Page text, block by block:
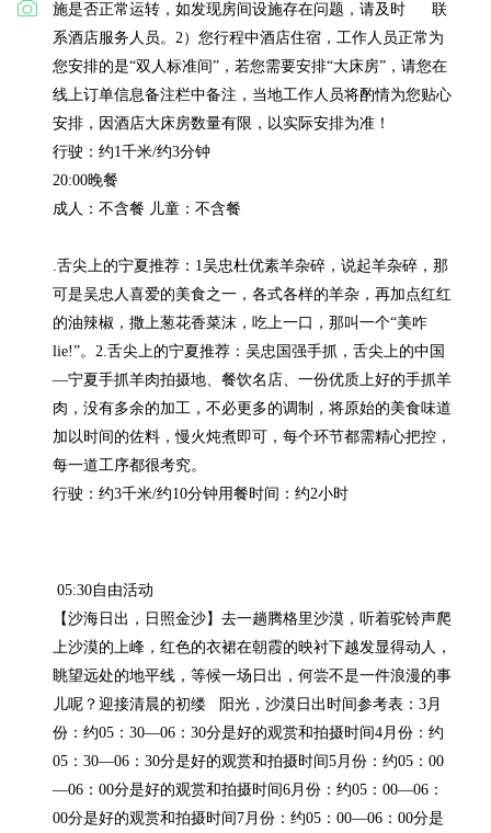
施是否正常运转，如发现房间设施存在问题，请及时      联
系酒店服务人员。2）您行程中酒店住宿，工作人员正常为
您安排的是“双人标准间”，若您需要安排“大床房”，请您在
线上订单信息备注栏中备注，当地工作人员将酌情为您贴心
安排，因酒店大床房数量有限，以实际安排为准！
行驶：约1千米/约3分钟
20:00晚餐
成人：不含餐 儿童：不含餐
.舌尖上的宁夏推荐：1吴忠杜优素羊杂碎，说起羊杂碎，那
可是吴忠人喜爱的美食之一，各式各样的羊杂，再加点红红
的油辣椒，撒上葱花香菜沫，吃上一口，那叫一个“美咋
lie!”。2.舌尖上的宁夏推荐：吴忠国强手抓，舌尖上的中国
—宁夏手抓羊肉拍摄地、餐饮名店、一份优质上好的手抓羊
肉，没有多余的加工，不必更多的调制，将原始的美食味道
加以时间的佐料，慢火炖煮即可，每个环节都需精心把控，
每一道工序都很考究。
行驶：约3千米/约10分钟用餐时间：约2小时
05:30自由活动
【沙海日出，日照金沙】去一趟腾格里沙漠，听着驼铃声爬
上沙漠的上峰，红色的衣裙在朝霞的映衬下越发显得动人，
眺望远处的地平线，等候一场日出，何尝不是一件浪漫的事
儿呢？迎接清晨的初缕   阳光，沙漠日出时间参考表：3月
份：约05：30—06：30分是好的观赏和拍摄时间4月份：约
05：30—06：30分是好的观赏和拍摄时间5月份：约05：00
—06：00分是好的观赏和拍摄时间6月份：约05：00—06：
00分是好的观赏和拍摄时间7月份：约05：00—06：00分是